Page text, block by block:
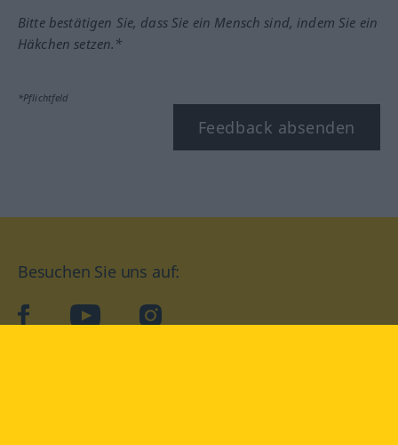
Bitte bestätigen Sie, dass Sie ein Mensch sind, indem Sie ein
Häkchen setzen.*
*Pflichtfeld
Feedback absenden
Besuchen Sie uns auf:
facebookYouTube Instagram